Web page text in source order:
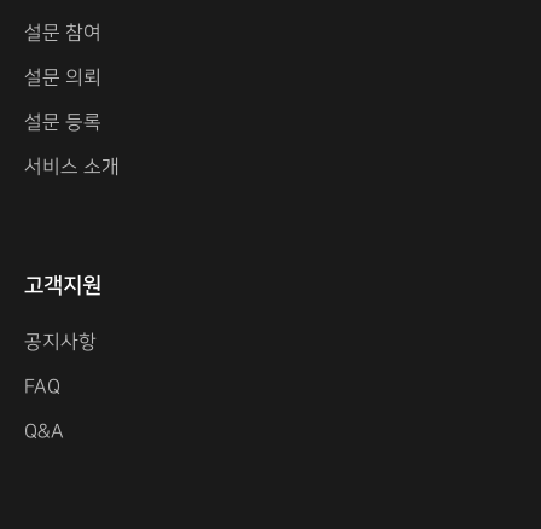
설문 참여
설문 의뢰
설문 등록
서비스 소개
고객지원
공지사항
FAQ
Q&A